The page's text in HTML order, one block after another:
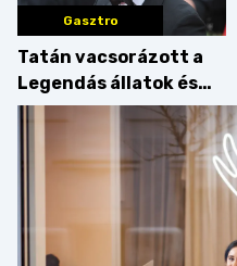
Gasztro
Tatán vacsorázott a
Legendás állatok és
megfigyelésük sztárja!